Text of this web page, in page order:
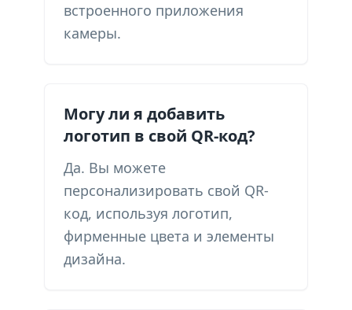
встроенного приложения
камеры.
Могу ли я добавить
логотип в свой QR-код?
Да. Вы можете
персонализировать свой QR-
код, используя логотип,
фирменные цвета и элементы
дизайна.